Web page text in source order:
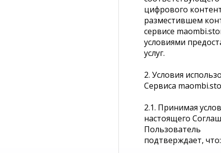
цифрового
разместившем
сервисе
условиями
услуг.
2. Условия
Сервиса
2.1. Принимая
настоящего
Пользователь
подтверждает, что: